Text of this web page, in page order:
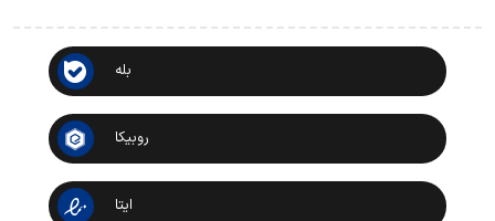
بله
روبیکا
ایتا